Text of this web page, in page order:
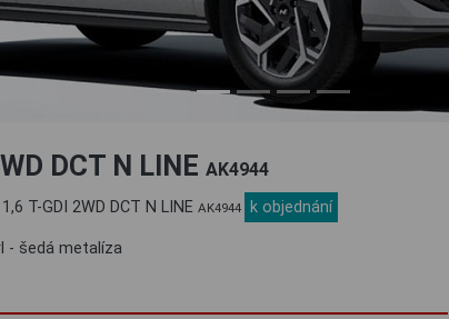
DCT N LINE AK4944
T-GDI 2WD DCT N LINE AK4944 k objednání
- šedá metalíza